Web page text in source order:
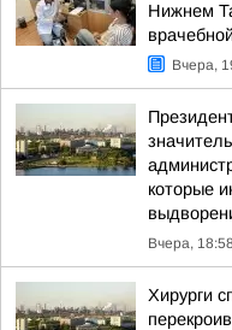
Нижнем
Вчера,
которые
Вчера, 18:58
Хирурги